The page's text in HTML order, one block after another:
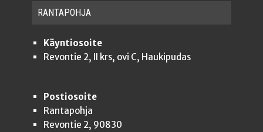
RAN­TA­POH­JA
Käyntiosoite
Revontie 2, II krs, ovi C, Haukipudas
Postiosoite
Rantapohja
Revontie 2, 90830